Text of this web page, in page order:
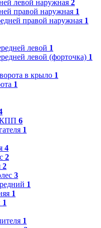
левой наружная 2
правой наружная 1
правой наружная 1
левой 1
левой (форточка) 1
в крыло 1
1
КПП 6
1
4
2
2
3
1
1
1
1